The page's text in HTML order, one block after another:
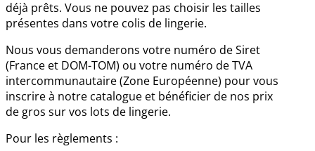
déjà prêts. Vous ne pouvez pas choisir les tailles
présentes dans votre colis de lingerie.
Nous vous demanderons votre numéro de Siret
(France et DOM-TOM) ou votre numéro de TVA
intercommunautaire (Zone Européenne) pour vous
inscrire à notre catalogue et bénéficier de nos prix
de gros sur vos lots de lingerie.
Pour les règlements :